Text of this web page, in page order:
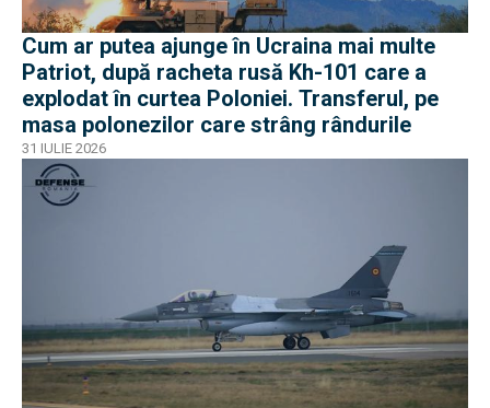
Cum ar putea ajunge în Ucraina mai multe
Patriot, după racheta rusă Kh-101 care a
explodat în curtea Poloniei. Transferul, pe
masa polonezilor care strâng rândurile
31 IULIE 2026